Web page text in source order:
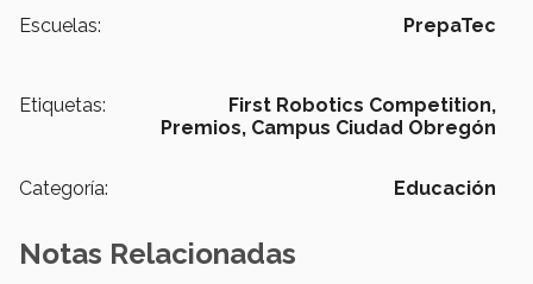
Escuelas: PrepaTec
Etiquetas:
First Robotics Competition,
Premios, Campus Ciudad Obregón
Categoría: Educación
Notas Relacionadas